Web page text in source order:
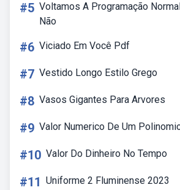
#5 Voltamos A Programação
Não
#6 Viciado Em Você Pdf
#7 Vestido Longo Estilo Grego
#8 Vasos Gigantes Para Arvores
#9 Valor Numerico De Um
#10 Valor Do Dinheiro No Tempo
#11 Uniforme 2 Fluminense 2023